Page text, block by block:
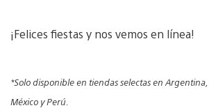
¡Felices fiestas y nos vemos en línea!
*Solo disponible en tiendas selectas en Argentina,
México y Perú.